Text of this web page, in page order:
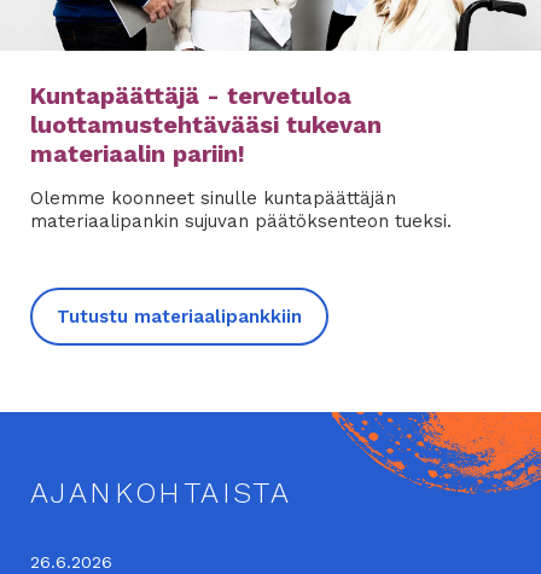
Kuntapäättäjä - tervetuloa
luottamustehtävääsi tukevan
materiaalin pariin!
Olemme koonneet sinulle kuntapäättäjän
materiaalipankin sujuvan päätöksenteon tueksi.
Tutustu materiaalipankkiin
AJANKOHTAISTA
26.6.2026